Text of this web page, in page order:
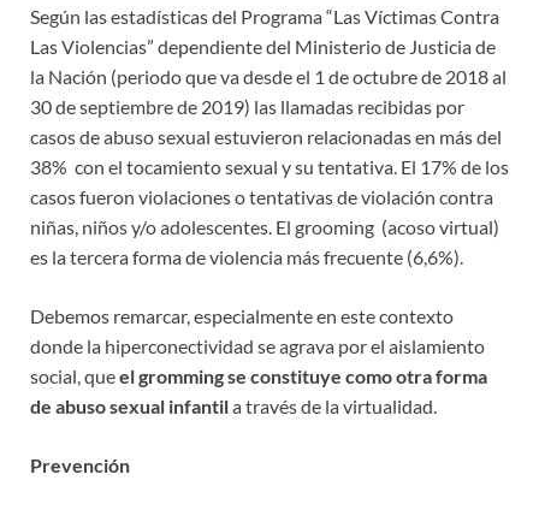
Según las estadísticas del Programa “Las Víctimas Contra
Las Violencias” dependiente del Ministerio de Justicia de
la Nación (periodo que va desde el 1 de octubre de 2018 al
30 de septiembre de 2019) las llamadas recibidas por
casos de abuso sexual estuvieron relacionadas en más del
38% con el tocamiento sexual y su tentativa. El 17% de los
casos fueron violaciones o tentativas de violación contra
niñas, niños y/o adolescentes. El grooming (acoso virtual)
es la tercera forma de violencia más frecuente (6,6%).
Debemos remarcar, especialmente en este contexto
donde la hiperconectividad se agrava por el aislamiento
social, queel gromming se constituye como otra forma
de abuso sexual infantila través de la virtualidad.
Prevención